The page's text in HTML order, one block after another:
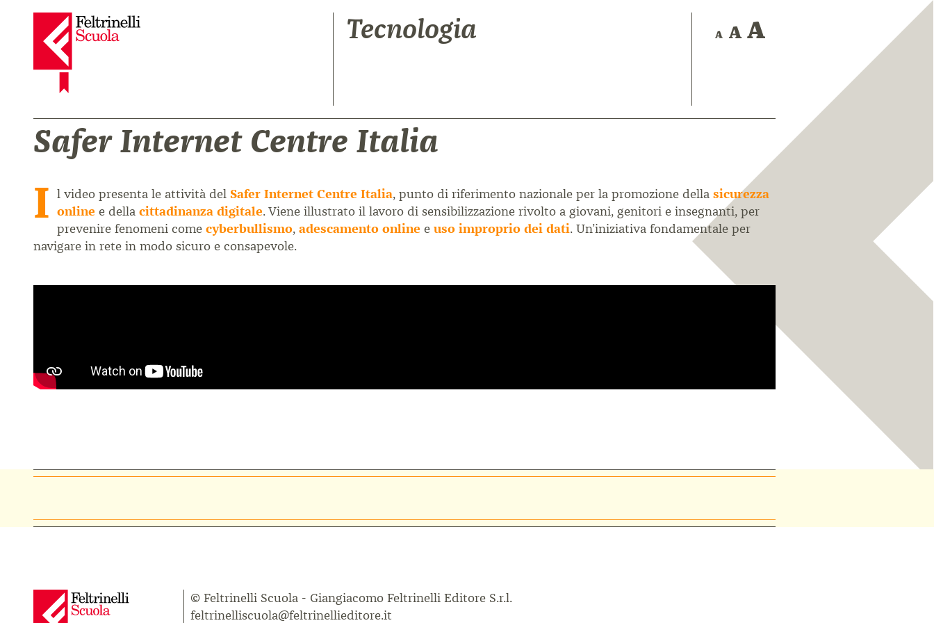
Tecnologia
Safer Internet Centre Italia
I l video presenta le attività del Safer Internet Centre Italia, punto di riferimento nazionale per la promozione della sicurezza
online e della cittadinanza digitale. Viene illustrato il lavoro di sensibilizzazione rivolto a giovani, genitori e insegnanti, per
prevenire fenomeni come cyberbullismo, adescamento online e uso improprio dei dati. Un’iniziativa fondamentale per
navigare in rete in modo sicuro e consapevole.
© Feltrinelli Scuola - Giangiacomo Feltrinelli Editore S.r.l.
feltrinelliscuola@feltrinellieditore.it